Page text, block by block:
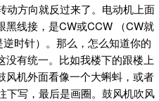
动方向就反过来了。电动机上面
黑线接，是CW或CCW （CW就
时针）。那么，怎么知道你的
有统一。比如我楼下的跟楼上
风机外面看像一个大蝌蚪，或者
下写，最后是画圈。鼓风机吹风